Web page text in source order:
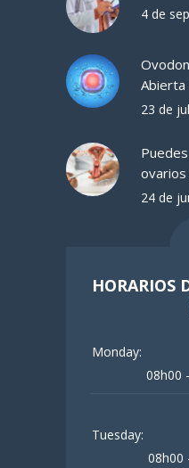
4 de
Abierta
23 de
24 de
HORARIOS
Monday:
08h00
Tuesday:
08h00